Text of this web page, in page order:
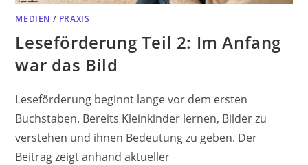
MEDIEN / PRAXIS
Leseförderung Teil 2: Im Anfang
war das Bild
Leseförderung beginnt lange vor dem ersten
Buchstaben. Bereits Kleinkinder lernen, Bilder zu
verstehen und ihnen Bedeutung zu geben. Der
Beitrag zeigt anhand aktueller